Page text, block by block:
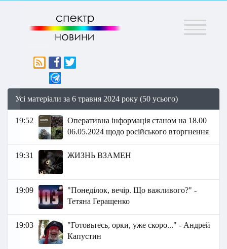
Меню
Усі матеріали за 6 травня 2024 року (50 усього)
19:52
Оперативна інформація станом на 18.00
06.05.2024 щодо російського вторгнення
19:31 ЖИЗНЬ ВЗАМЕН
19:09
"Понеділок, вечір. Що важливого?" -
Тетяна Геращенко
19:03
"Готовьтесь, орки, уже скоро..." - Андрей
Капустин